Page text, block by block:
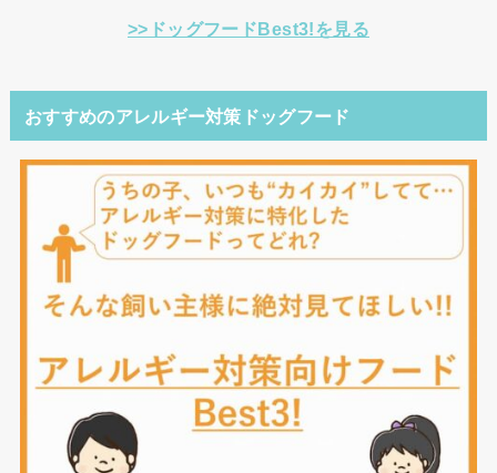
>>ドッグフードBest3!を見る
おすすめのアレルギー対策ドッグフード